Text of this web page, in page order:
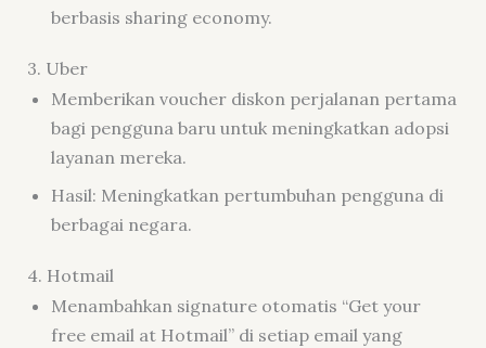
berbasis sharing economy.
3. Uber
Memberikan voucher diskon perjalanan pertama
bagi pengguna baru untuk meningkatkan adopsi
layanan mereka.
Hasil: Meningkatkan pertumbuhan pengguna di
berbagai negara.
4. Hotmail
Menambahkan signature otomatis “Get your
free email at Hotmail” di setiap email yang